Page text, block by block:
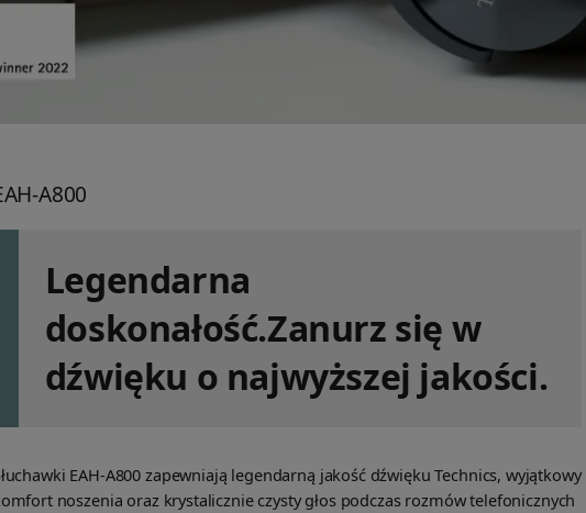
A800
Legendarna
doskonałość.Zanurz się w
dźwięku o najwyższej jakości.
EAH-A800 zapewniają legendarną jakość dźwięku Technics, wyjątkowy
noszenia oraz krystalicznie czysty głos podczas rozmów telefonicznych